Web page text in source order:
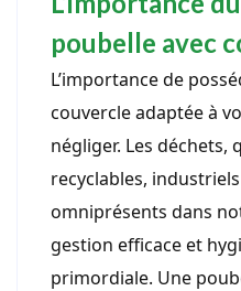
poubelle avec
L’importance de
couvercle adaptée à
négliger. Les déchets,
recyclables,
omniprésents dans
gestion efficace et
primordiale. Une